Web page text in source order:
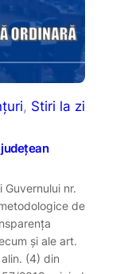
, Stiri la zi
nr.
de
și ale art.
(4) din